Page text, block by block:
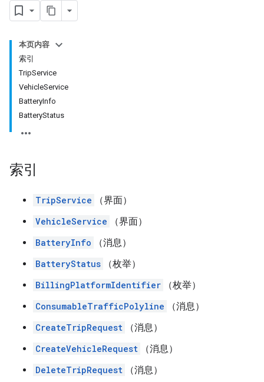
本页内容
索引
TripService
VehicleService
BatteryInfo
BatteryStatus
索引
TripService
（界面）
VehicleService
（界面）
BatteryInfo
（消息）
BatteryStatus
（枚举）
BillingPlatformIdentifier
（枚举）
ConsumableTrafficPolyline
（消息）
CreateTripRequest
（消息）
CreateVehicleRequest
（消息）
DeleteTripRequest
（消息）